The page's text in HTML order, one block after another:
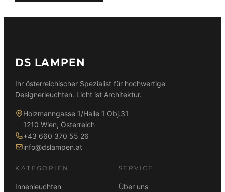
DS LAMPEN
Ihr österreichischer Spezialist für hochwertige
Designerleuchten. Licht ist Architektur.
Holzmanngasse 1/Halle 1 Obj.31
1210 Wien, Österreich
+43 660 370 55 26
info@dslampen.at
KATEGORIEN
Innenleuchten
SERVICE
Über uns